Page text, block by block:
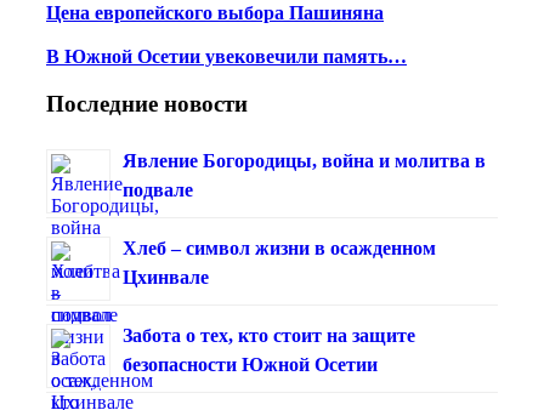
Цена европейского выбора Пашиняна
В Южной Осетии увековечили память…
Последние новости
Явление Богородицы, война и молитва в
подвале
Хлеб – символ жизни в осажденном
Цхинвале
Забота о тех, кто стоит на защите
безопасности Южной Осетии